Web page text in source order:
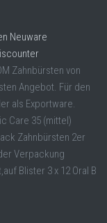
Neuware
Zahnbürsten von
Angebot. Für den
als Exportware.
Care 35 (mittel)
Zahnbürsten 2er
Verpackung
Blister 3 x 12 Oral B